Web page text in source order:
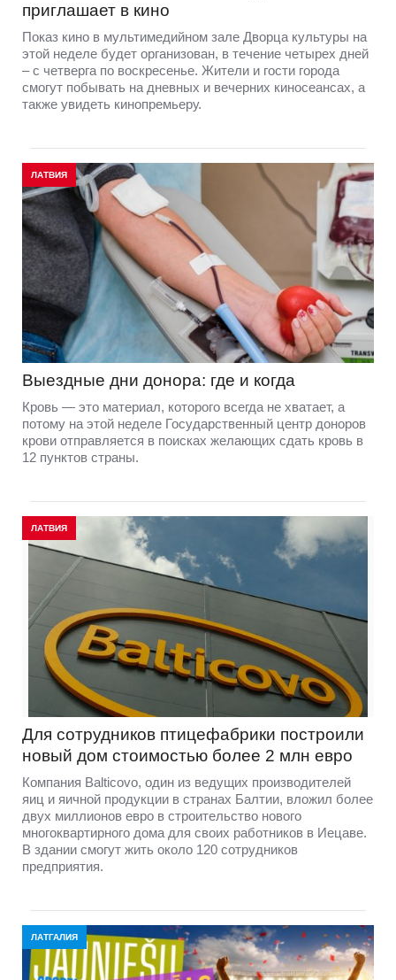
приглашает в кино
Показ кино в мультимедийном зале Дворца культуры на
этой неделе будет организован, в течение четырех дней
– с четверга по воскресенье. Жители и гости города
смогут побывать на дневных и вечерних киносеансах, а
также увидеть кинопремьеру.
ЛАТВИЯ
Выездные дни донора: где и когда
Кровь — это материал, которого всегда не хватает, а
потому на этой неделе Государственный центр доноров
крови отправляется в поисках желающих сдать кровь в
12 пунктов страны.
ЛАТВИЯ
Для сотрудников птицефабрики построили
новый дом стоимостью более 2 млн евро
Компания Balticovo, один из ведущих производителей
яиц и яичной продукции в странах Балтии, вложил более
двух миллионов евро в строительство нового
многоквартирного дома для своих работников в Иецаве.
В здании смогут жить около 120 сотрудников
предприятия.
ЛАТГАЛИЯ